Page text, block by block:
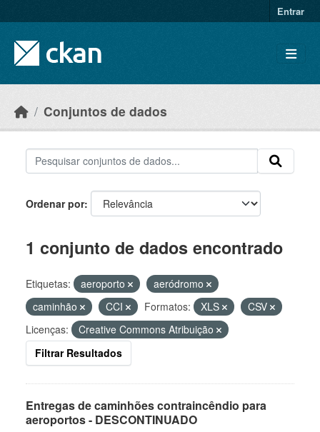
Entrar
Conjuntos de dados
Ordenar por
1 conjunto de dados encontrado
Etiquetas: aeroporto
aeródromo
caminhão
CCI Formatos: XLS
CSV
Licenças:
Creative Commons Atribuição
Filtrar Resultados
Entregas de caminhões contraincêndio para
aeroportos - DESCONTINUADO